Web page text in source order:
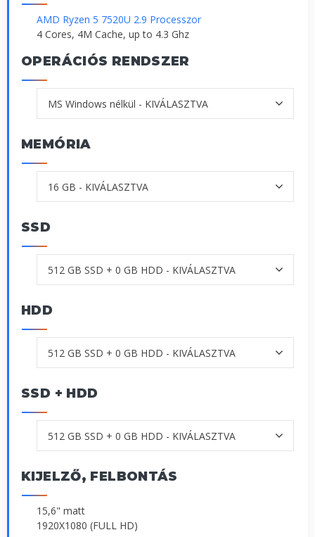
AMD Ryzen 5 7520U 2.9 Processzor
4 Cores, 4M Cache, up to 4.3 Ghz
OPERÁCIÓS RENDSZER
MEMÓRIA
SSD
HDD
SSD + HDD
KIJELZŐ, FELBONTÁS
15,6" matt
1920X1080 (FULL HD)